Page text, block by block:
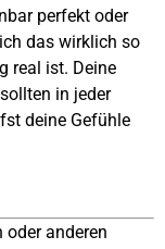
perfekt oder
das wirklich so
real ist. Deine
in jeder
deine Gefühle
oder anderen